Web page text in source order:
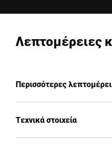
Λεπτομέρειες
Περισσότερες
Τεχνικά στοιχεία